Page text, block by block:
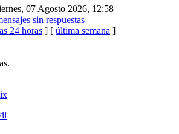
07 Agosto 2026, 12:58
sin respuestas
24 horas ] [ última semana ]